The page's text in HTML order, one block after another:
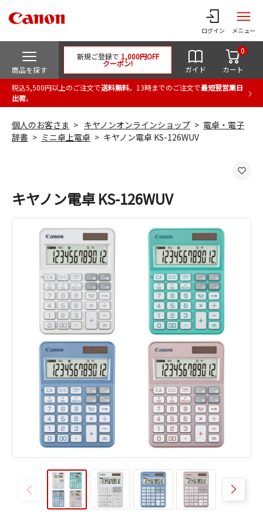
ログイン メニュー
商品を探す
新規ご登録で 1,000円OFF
クーポン!
ガイド カート
0
税込5,500円以上のご注文で送料無料。13時までのご注文で最短翌営業日
出荷。
個人のお客さま キヤノンオンラインショップ
電卓・電子
辞書
ミニ卓上電卓 キヤノン電卓 KS-126WUV
キヤノン電卓 KS-126WUV